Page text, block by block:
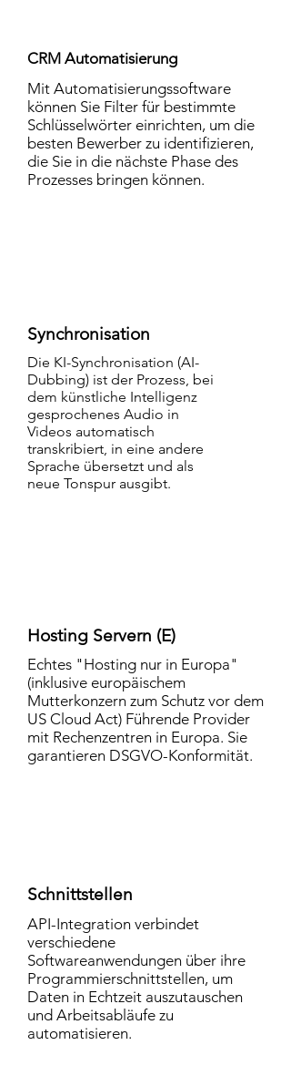
CRM Automatisierung
Mit Automatisierungssoftware
können Sie Filter für bestimmte
Schlüsselwörter einrichten, um die
besten Bewerber zu identifizieren,
die Sie in die nächste Phase des
Prozesses bringen können.
Synchronisation
Die KI-Synchronisation (AI-
Dubbing) ist der Prozess, bei
dem künstliche Intelligenz
gesprochenes Audio in
Videos automatisch
transkribiert, in eine andere
Sprache übersetzt und als
neue Tonspur ausgibt.
Hosting Servern (E)
Echtes "Hosting nur in Europa"
(inklusive europäischem
Mutterkonzern zum Schutz vor dem
US Cloud Act) Führende Provider
mit Rechenzentren in Europa. Sie
garantieren DSGVO-Konformität.
Schnittstellen
API-Integration verbindet
verschiedene
Softwareanwendungen über ihre
Programmierschnittstellen, um
Daten in Echtzeit auszutauschen
und Arbeitsabläufe zu
automatisieren.